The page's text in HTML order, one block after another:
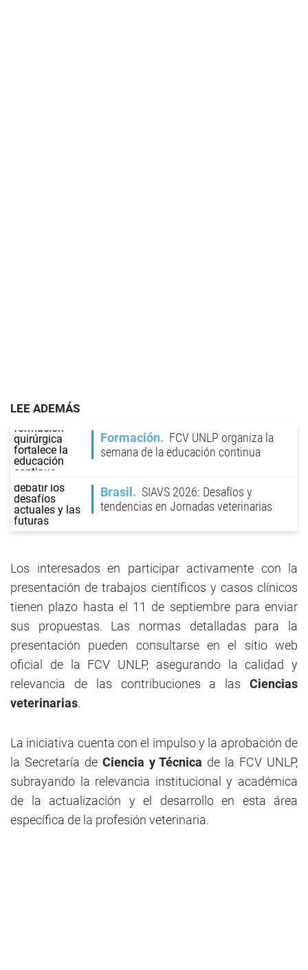
LEE ADEMÁS
Formación
FCV UNLP organiza la
semana de la educación continua
Brasil
SIAVS 2026: Desafíos y
tendencias en Jornadas veterinarias
Los interesados en participar activamente con la
presentación de trabajos científicos y casos clínicos
tienen plazo hasta el 11 de septiembre para enviar
sus propuestas. Las normas detalladas para la
presentación pueden consultarse en el sitio web
oficial de la FCV UNLP, asegurando la calidad y
relevancia de las contribuciones a las Ciencias
veterinarias.
La iniciativa cuenta con el impulso y la aprobación de
la Secretaría de Ciencia y Técnica de la FCV UNLP,
subrayando la relevancia institucional y académica
de la actualización y el desarrollo en esta área
específica de la profesión veterinaria.